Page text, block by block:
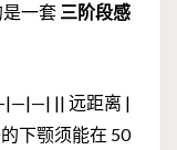
一套 三阶段感
|| 远距离 |
下颚须能在 50